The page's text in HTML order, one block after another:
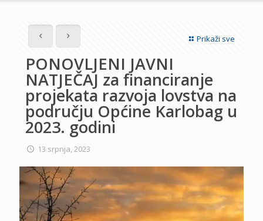
Prikaži sve
PONOVLJENI JAVNI
NATJEČAJ za financiranje
projekata razvoja lovstva na
području Općine Karlobag u
2023. godini
13 srpnja, 2023